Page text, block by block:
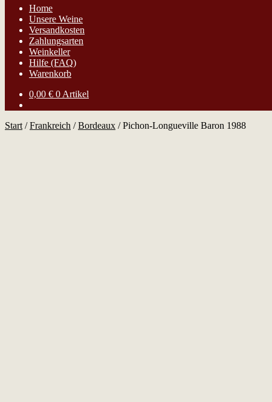
Home
Unsere Weine
Versandkosten
Zahlungsarten
Weinkeller
Hilfe (FAQ)
Warenkorb
0,00 € 0 Artikel
Start /Frankreich /Bordeaux /Pichon-Longueville Baron 1988